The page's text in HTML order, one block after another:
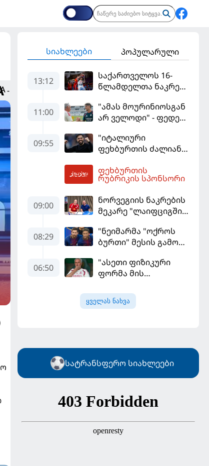
-
სიახლეები პოპულარული
13:12
საქართველოს 16-
წლამდელთა ნაკრები
ესპანეთთან
დამარცხდა
11:00
"ამას მოურინიოსგან
არ ველოდი" - ფედე
09:55
"იტალიური
ფეხბურთის ძალიან
ფაბრეგასი
ფეხბურთის
რუბრიკის სპონსორი
09:00
ნორვეგიის ნაკრების
მეკარე "ლაიფციგში"
08:29
"ნეიმარმა "ოქროს
ბურთი" მესის გამო
ბრაზილიელის
ყოფილი აგენტი
06:50
"ასეთი ფიზიკური
ფორმა მის
შეეფერება" -
მოურინიომ "რეალის"
ყველას ნახვა
სატრანსფერო სიახლეები